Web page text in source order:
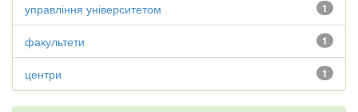
1
управління університетом
1
факультети
1
центри